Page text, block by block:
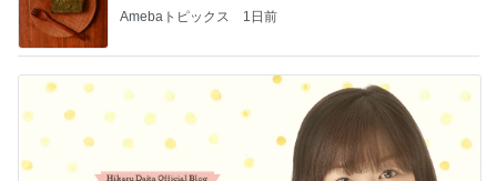
Amebaトピックス 1日前